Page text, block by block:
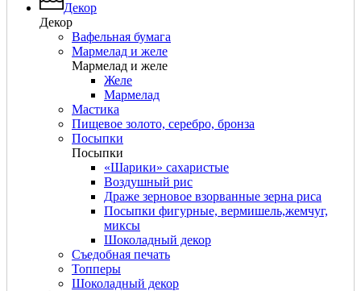
Декор
Декор
Вафельная бумага
Мармелад и желе
Мармелад и желе
Желе
Мармелад
Мастика
Пищевое золото, серебро, бронза
Посыпки
Посыпки
«Шарики» сахаристые
Воздушный рис
Драже зерновое взорванные зерна риса
Посыпки фигурные, вермишель,жемчуг,
миксы
Шоколадный декор
Съедобная печать
Топперы
Шоколадный декор